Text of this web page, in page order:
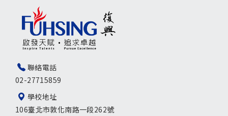
聯絡電話
02-27715859
學校地址
106臺北市敦化南路一段262號